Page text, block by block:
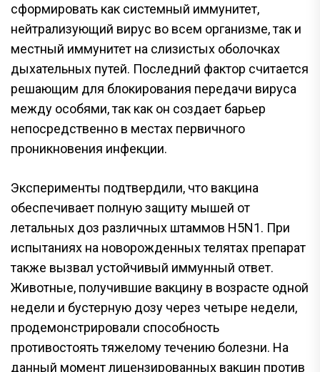
сформировать как системный иммунитет,
нейтрализующий вирус во всем организме, так и
местный иммунитет на слизистых оболочках
дыхательных путей. Последний фактор считается
решающим для блокирования передачи вируса
между особями, так как он создает барьер
непосредственно в местах первичного
проникновения инфекции.
Эксперименты подтвердили, что вакцина
обеспечивает полную защиту мышей от
летальных доз различных штаммов H5N1. При
испытаниях на новорожденных телятах препарат
также вызвал устойчивый иммунный ответ.
Животные, получившие вакцину в возрасте одной
недели и бустерную дозу через четыре недели,
продемонстрировали способность
противостоять тяжелому течению болезни. На
данный момент лицензированных вакцин против